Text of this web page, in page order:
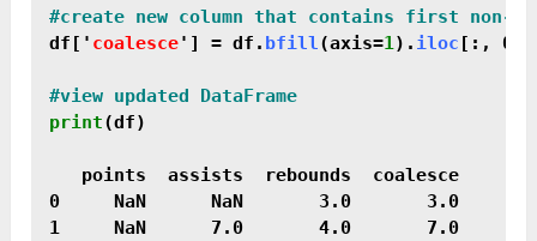
df[' coalesce'] = df. bfill(axis=1). iloc [:, 0]
print(df)
   points  assists  rebounds  coalesce
0     NaN      NaN       3.0       3.0
1     NaN      7.0       4.0       7.0